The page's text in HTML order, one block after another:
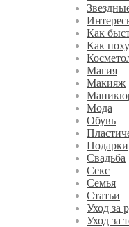
Как
Как
Магия
Макияж
Мода
Обувь
Подарки
Свадьба
Секс
Семья
Статьи
Уход за
Уход за